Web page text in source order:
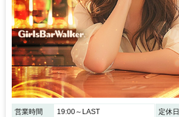
営業時間 19:00～LAST 定休日